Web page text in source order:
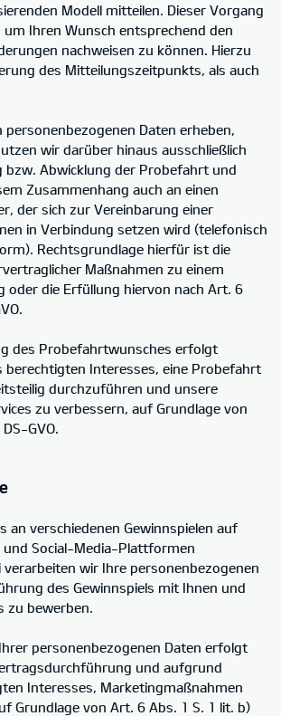
Modell mitteilen. Dieser Vorgang
Ihren Wunsch entsprechend den
nachweisen zu können. Hierzu
des Mitteilungszeitpunkts, als auch
personenbezogenen Daten erheben,
wir darüber hinaus ausschließlich
Abwicklung der Probefahrt und
Zusammenhang auch an einen
der sich zur Vereinbarung einer
in Verbindung setzen wird (telefonisch
Rechtsgrundlage hierfür ist die
Maßnahmen zu einem
oder die Erfüllung hiervon nach Art. 6
des Probefahrtwunsches erfolgt
berechtigten Interesses, eine Probefahrt
durchzuführen und unsere
zu verbessern, auf Grundlage von
GVO.
an verschiedenen Gewinnspielen auf
und Social-Media-Plattformen
verarbeiten wir Ihre personenbezogenen
des Gewinnspiels mit Ihnen und
zu bewerben.
personenbezogenen Daten erfolgt
und aufgrund
Interesses, Marketingmaßnahmen
Grundlage von Art. 6 Abs. 1 S. 1 lit. b)